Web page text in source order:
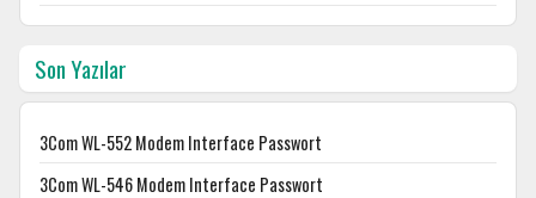
Son Yazılar
3Com WL-552 Modem Interface Passwort
3Com WL-546 Modem Interface Passwort